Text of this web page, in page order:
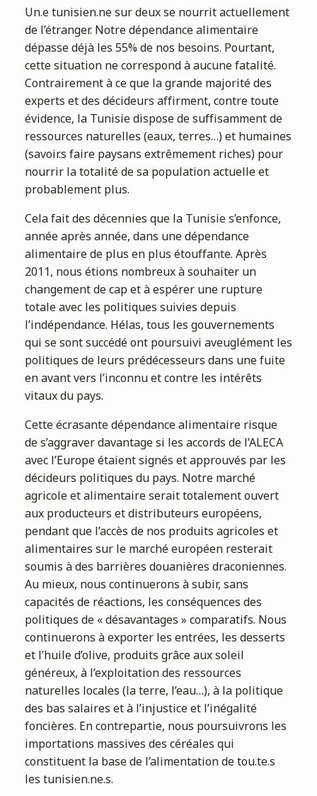
Un.e tunisien.ne sur deux se nourrit actuellement
de l’étranger. Notre dépendance alimentaire
dépasse déjà les 55% de nos besoins. Pourtant,
cette situation ne correspond à aucune fatalité.
Contrairement à ce que la grande majorité des
experts et des décideurs affirment, contre toute
évidence, la Tunisie dispose de suffisamment de
ressources naturelles (eaux, terres…) et humaines
(savoir.s faire paysans extrêmement riches) pour
nourrir la totalité de sa population actuelle et
probablement plus.
Cela fait des décennies que la Tunisie s’enfonce,
année après année, dans une dépendance
alimentaire de plus en plus étouffante. Après
2011, nous étions nombreux à souhaiter un
changement de cap et à espérer une rupture
totale avec les politiques suivies depuis
l’indépendance. Hélas, tous les gouvernements
qui se sont succédé ont poursuivi aveuglément les
politiques de leurs prédécesseurs dans une fuite
en avant vers l’inconnu et contre les intérêts
vitaux du pays.
Cette écrasante dépendance alimentaire risque
de s’aggraver davantage si les accords de l’ALECA
avec l’Europe étaient signés et approuvés par les
décideurs politiques du pays. Notre marché
agricole et alimentaire serait totalement ouvert
aux producteurs et distributeurs européens,
pendant que l’accès de nos produits agricoles et
alimentaires sur le marché européen resterait
soumis à des barrières douanières draconiennes.
Au mieux, nous continuerons à subir, sans
capacités de réactions, les conséquences des
politiques de « désavantages » comparatifs. Nous
continuerons à exporter les entrées, les desserts
et l’huile d’olive, produits grâce aux soleil
généreux, à l’exploitation des ressources
naturelles locales (la terre, l’eau…), à la politique
des bas salaires et à l’injustice et l’inégalité
foncières. En contrepartie, nous poursuivrons les
importations massives des céréales qui
constituent la base de l’alimentation de tou.te.s
les tunisien.ne.s.